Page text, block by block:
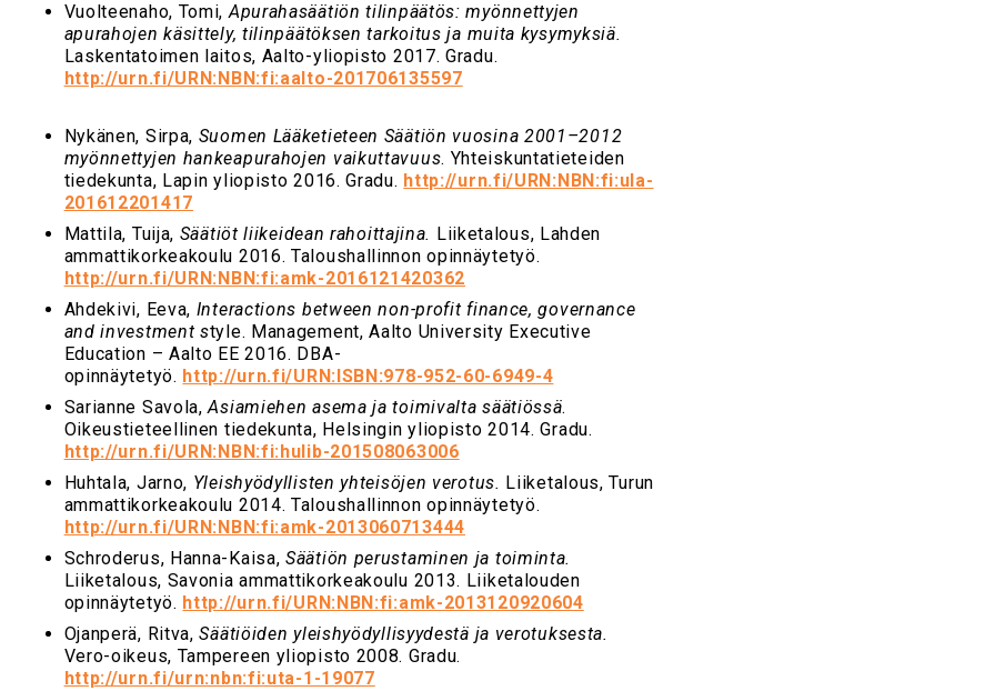
Vuolteenaho, Tomi,Apurahasäätiön tilinpäätös: myönnettyjen
apurahojen käsittely, tilinpäätöksen tarkoitus ja muita kysymyksiä.
Laskentatoimen laitos, Aalto-yliopisto 2017. Gradu.
http://urn.fi/URN:NBN:fi:aalto-201706135597
Nykänen, Sirpa, Suomen Lääketieteen Säätiön vuosina 2001–2012
myönnettyjen hankeapurahojen vaikuttavuus. Yhteiskuntatieteiden
tiedekunta, Lapin yliopisto 2016. Gradu. http://urn.fi/URN:NBN:fi:ula-
201612201417
Mattila, Tuija, Säätiöt liikeidean rahoittajina. Liiketalous, Lahden
ammattikorkeakoulu 2016. Taloushallinnon opinnäytetyö.
http://urn.fi/URN:NBN:fi:amk-2016121420362
Ahdekivi, Eeva, Interactions between non-profit finance, governance
and investment style. Management, Aalto University Executive
Education – Aalto EE 2016. DBA-
opinnäytetyö. http://urn.fi/URN:ISBN:978-952-60-6949-4
Sarianne Savola,Asiamiehen asema ja toimivalta säätiössä.
Oikeustieteellinen tiedekunta, Helsingin yliopisto 2014. Gradu.
http://urn.fi/URN:NBN:fi:hulib-201508063006
Huhtala, Jarno, Yleishyödyllisten yhteisöjen verotus. Liiketalous, Turun
ammattikorkeakoulu 2014. Taloushallinnon opinnäytetyö.
http://urn.fi/URN:NBN:fi:amk-2013060713444
Schroderus, Hanna-Kaisa,Säätiön perustaminen ja toiminta.
Liiketalous, Savonia ammattikorkeakoulu 2013. Liiketalouden
opinnäytetyö. http://urn.fi/URN:NBN:fi:amk-2013120920604
Ojanperä, Ritva,Säätiöiden yleishyödyllisyydestä ja verotuksesta.
Vero-oikeus, Tampereen yliopisto 2008. Gradu.
http://urn.fi/urn:nbn:fi:uta-1-19077